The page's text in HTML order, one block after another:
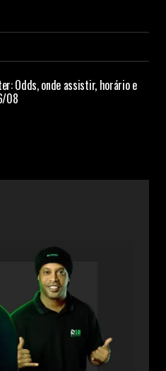
Odds, onde assistir, horário e
08